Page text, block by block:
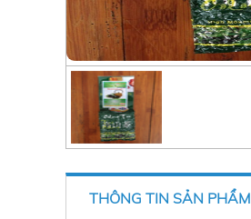
THÔNG TIN SẢN PHẨM